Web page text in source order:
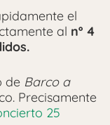
el
al nº 4
de Barco a
Precisamente
25